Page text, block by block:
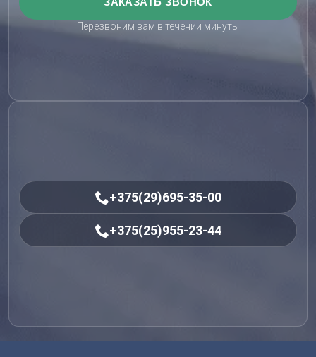
Перезвоним вам в течении минуты
+375(29)695-35-00
+375(25)955-23-44